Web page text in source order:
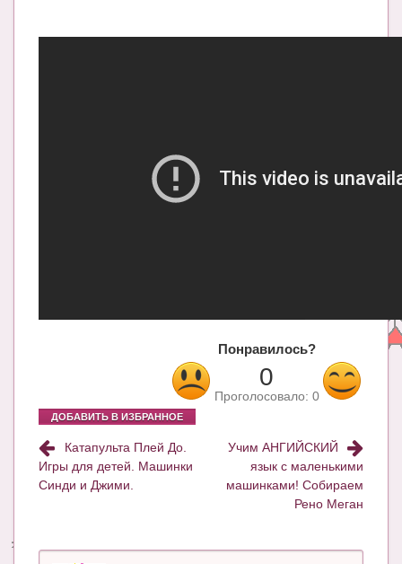
Полезные ссылки
Понравилось?
0
Проголосовало: 0
ДОБАВИТЬ В ИЗБРАННОЕ
Катапульта Плей До.
Игры для детей. Машинки
Синди и Джими.
Учим АНГИЙСКИЙ
язык с маленькими
машинками! Собираем
Рено Меган